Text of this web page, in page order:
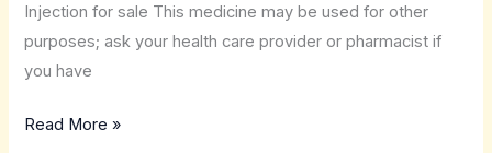
Injection for sale This medicine may be used for other
purposes; ask your health care provider or pharmacist if
you have
Read More »